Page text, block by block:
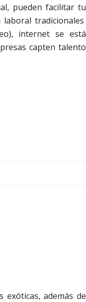
pueden facilitar tu
tradicionales
internet se está
capten talento
exóticas, además de